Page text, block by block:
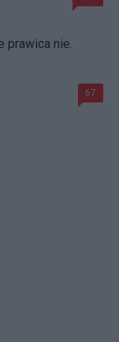
prawica nie.
67